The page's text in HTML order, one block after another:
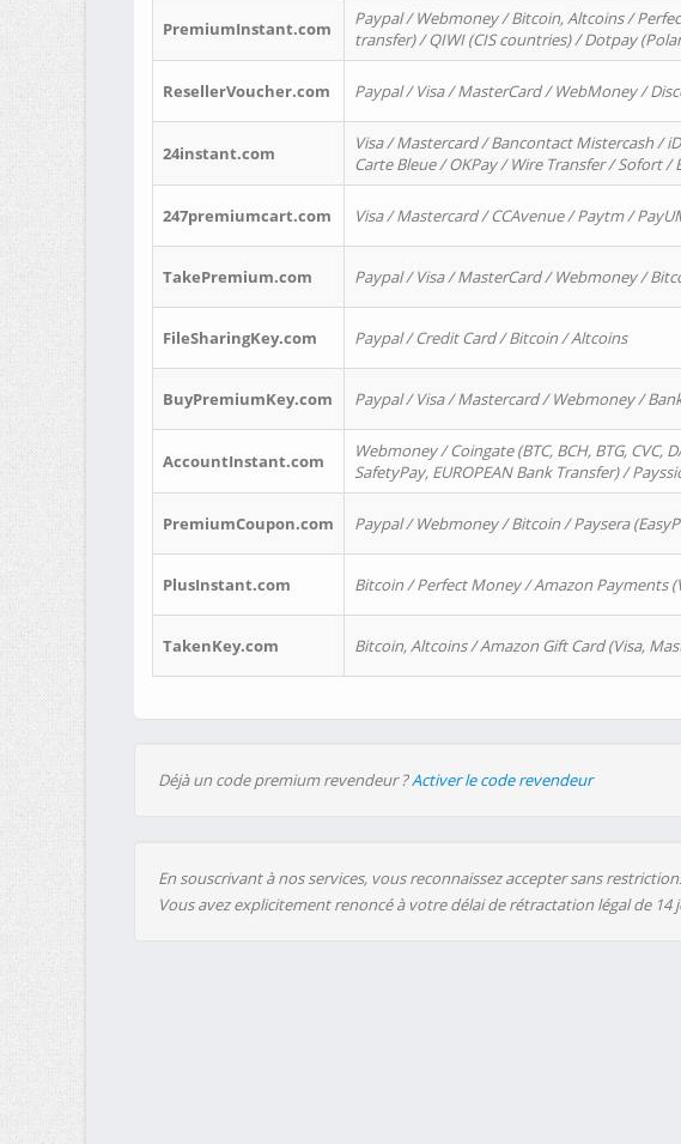
PremiumInstant.com
Paypal / Webmoney / Bitcoin, Altcoins /
transfer) / QIWI (CIS countries) / Dotpay
ResellerVoucher.com Paypal / Visa / MasterCard / WebMoney /
24instant.com
Visa / Mastercard / Bancontact Mistercash /
Carte Bleue / OKPay / Wire Transfer / Sofort
247premiumcart.com Visa / Mastercard / CCAvenue / Paytm /
TakePremium.com Paypal / Visa / MasterCard / Webmoney /
FileSharingKey.com Paypal / Credit Card / Bitcoin / Altcoins
BuyPremiumKey.com Paypal / Visa / Mastercard / Webmoney /
AccountInstant.com
Webmoney / Coingate (BTC, BCH, BTG, CVC,
SafetyPay, EUROPEAN Bank Transfer) /
PremiumCoupon.com Paypal / Webmoney / Bitcoin / Paysera
PlusInstant.com Bitcoin / Perfect Money / Amazon Payments
TakenKey.com Bitcoin, Altcoins / Amazon Gift Card (Visa,
Déjà un code premium revendeur ?Activer le code revendeur
En souscrivant à nos services, vous reconnaissez accepter sans
Vous avez explicitement renoncé à votre délai de rétractation légal de